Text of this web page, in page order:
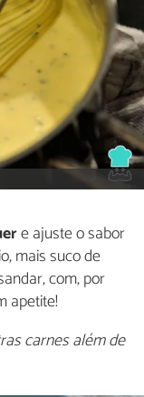
e ajuste o sabor
mais suco de
com, por
apetite!
carnes além de